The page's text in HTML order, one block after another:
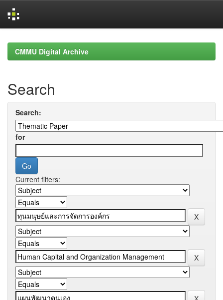
navigationCMMU Digital Archive
Search
Search:
for
Current filters: